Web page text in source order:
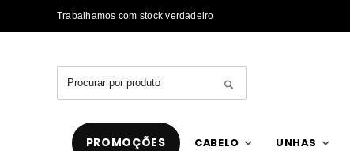
Trabalhamos com stock verdadeiro
PROMOÇÕES CABELO UNHAS